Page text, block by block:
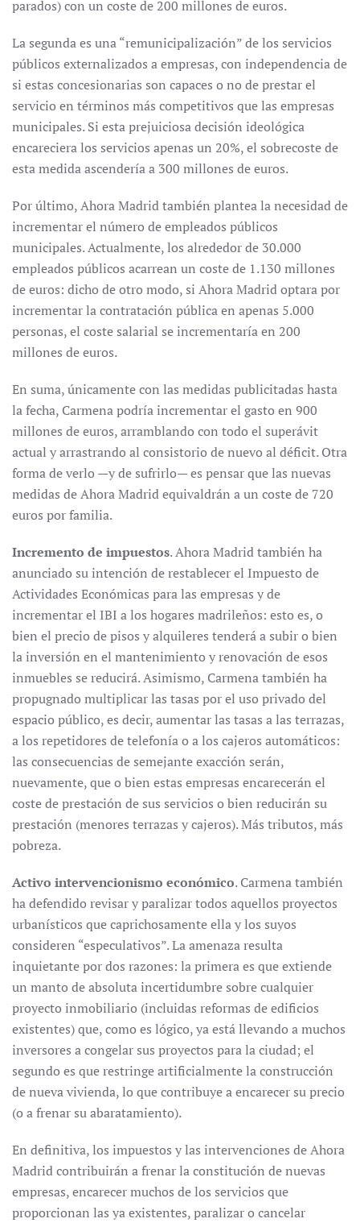
parados) con un coste de 200 millones de euros.
La segunda es una “remunicipalización” de los servicios
públicos externalizados a empresas, con independencia de
si estas concesionarias son capaces o no de prestar el
servicio en términos más competitivos que las empresas
municipales. Si esta prejuiciosa decisión ideológica
encareciera los servicios apenas un 20%, el sobrecoste de
esta medida ascendería a 300 millones de euros.
Por último, Ahora Madrid también plantea la necesidad de
incrementar el número de empleados públicos
municipales. Actualmente, los alrededor de 30.000
empleados públicos acarrean un coste de 1.130 millones
de euros: dicho de otro modo, si Ahora Madrid optara por
incrementar la contratación pública en apenas 5.000
personas, el coste salarial se incrementaría en 200
millones de euros.
En suma, únicamente con las medidas publicitadas hasta
la fecha, Carmena podría incrementar el gasto en 900
millones de euros, arramblando con todo el superávit
actual y arrastrando al consistorio de nuevo al déficit. Otra
forma de verlo —y de sufrirlo— es pensar que las nuevas
medidas de Ahora Madrid equivaldrán a un coste de 720
euros por familia.
Incremento de impuestos. Ahora Madrid también ha
anunciado su intención de restablecer el Impuesto de
Actividades Económicas para las empresas y de
incrementar el IBI a los hogares madrileños: esto es, o
bien el precio de pisos y alquileres tenderá a subir o bien
la inversión en el mantenimiento y renovación de esos
inmuebles se reducirá. Asimismo, Carmena también ha
propugnado multiplicar las tasas por el uso privado del
espacio público, es decir, aumentar las tasas a las terrazas,
a los repetidores de telefonía o a los cajeros automáticos:
las consecuencias de semejante exacción serán,
nuevamente, que o bien estas empresas encarecerán el
coste de prestación de sus servicios o bien reducirán su
prestación (menores terrazas y cajeros). Más tributos, más
pobreza.
Activo intervencionismo económico. Carmena también
ha defendido revisar y paralizar todos aquellos proyectos
urbanísticos que caprichosamente ella y los suyos
consideren “especulativos”. La amenaza resulta
inquietante por dos razones: la primera es que extiende
un manto de absoluta incertidumbre sobre cualquier
proyecto inmobiliario (incluidas reformas de edificios
existentes) que, como es lógico, ya está llevando a muchos
inversores a congelar sus proyectos para la ciudad; el
segundo es que restringe artificialmente la construcción
de nueva vivienda, lo que contribuye a encarecer su precio
(o a frenar su abaratamiento).
En definitiva, los impuestos y las intervenciones de Ahora
Madrid contribuirán a frenar la constitución de nuevas
empresas, encarecer muchos de los servicios que
proporcionan las ya existentes, paralizar o cancelar